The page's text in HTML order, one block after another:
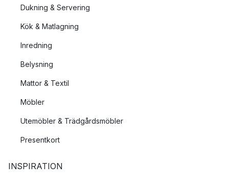
Dukning & Servering
Kök & Matlagning
Inredning
Belysning
Mattor & Textil
Möbler
Utemöbler & Trädgårdsmöbler
Presentkort
INSPIRATION